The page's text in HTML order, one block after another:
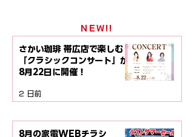
NEW!!
さかい珈琲 帯広店で楽しむ
「クラシックコンサート」が
8月22日に開催！
2 日前
8月の家電WEBチラシ